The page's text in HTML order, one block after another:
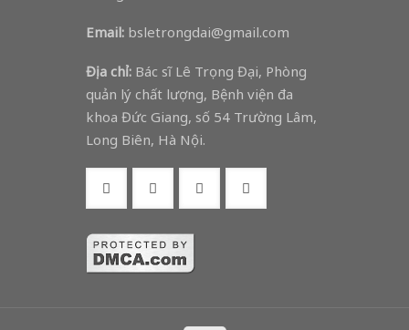
Email: bsletrongdai@gmail.com
Địa chỉ: Bác sĩ Lê Trọng Đại, Phòng
quản lý chất lượng, Bệnh viện đa
khoa Đức Giang, số 54 Trường Lâm,
Long Biên, Hà Nội.